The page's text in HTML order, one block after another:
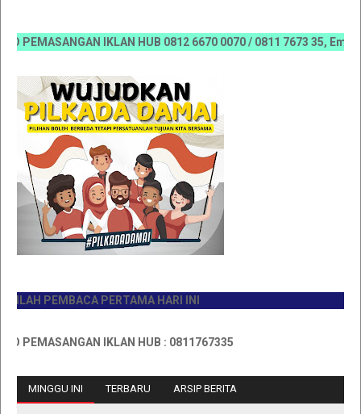
IKLAN HUB 0812 6670 0070 / 0811 7673 35,
PEMBACA PERTAMA HARI INI
IKLAN HUB : 0811767335
MINGGU INI TERBARU ARSIP BERITA